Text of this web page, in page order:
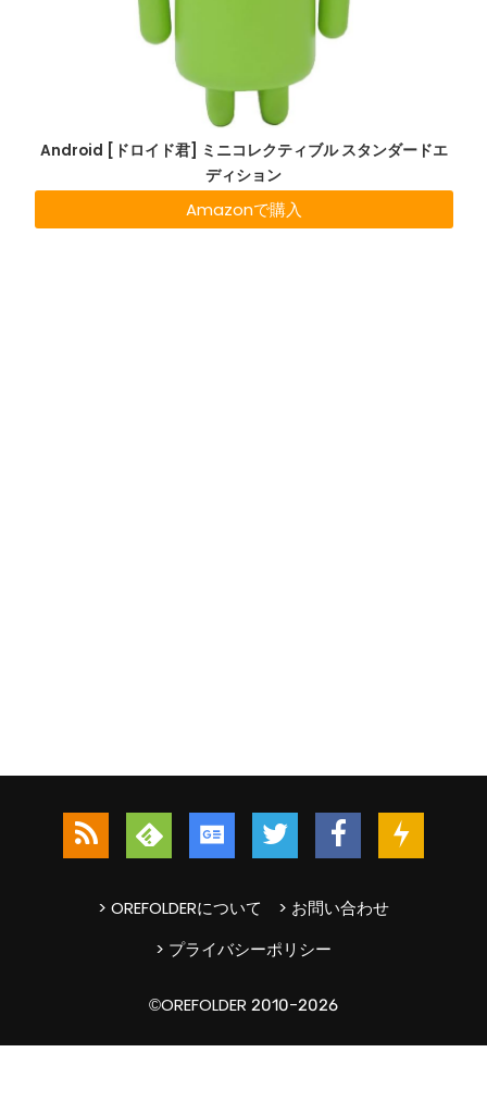
Android [ドロイド君] ミニコレクティブル スタンダードエ
ディション
Amazonで購入
> OREFOLDERについて
> お問い合わせ
> プライバシーポリシー
©OREFOLDER 2010-2026